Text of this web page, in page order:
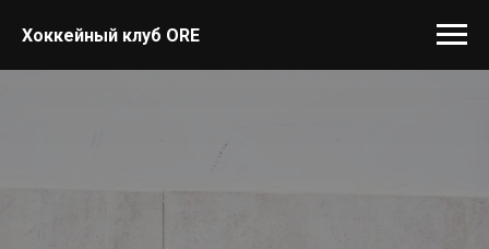
Хоккейный клуб ORE